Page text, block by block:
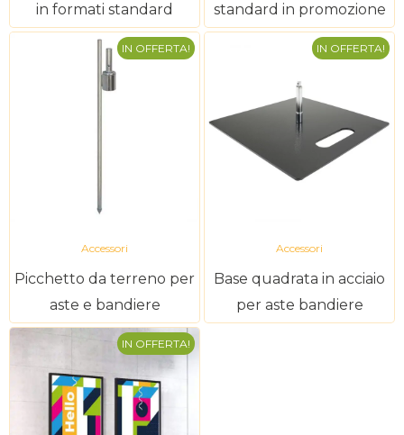
in formati standard
standard in promozione
IN OFFERTA!
Accessori
Picchetto da terreno per
aste e bandiere
IN OFFERTA!
Accessori
Base quadrata in acciaio
per aste bandiere
IN OFFERTA!